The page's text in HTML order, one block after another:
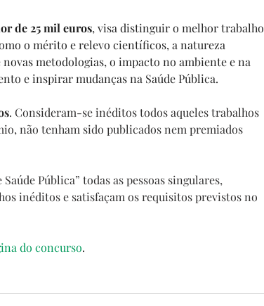
de 25 mil euros, visa distinguir o melhor trabalho
o mérito e relevo científicos, a natureza
metodologias, o impacto no ambiente e na
e inspirar mudanças na Saúde Pública.
. Consideram-se inéditos todos aqueles trabalhos
não tenham sido publicados nem premiados
Pública” todas as pessoas singulares,
inéditos e satisfaçam os requisitos previstos no
do concurso.